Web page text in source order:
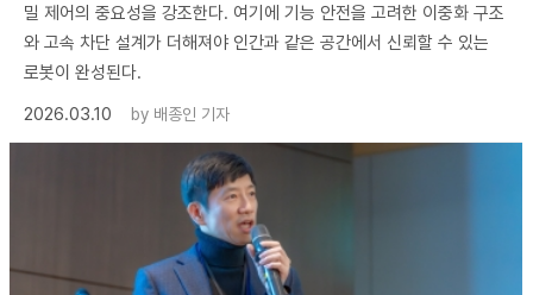
밀 제어의 중요성을 강조한다. 여기에 기능 안전을 고려한 이중화 구조
와 고속 차단 설계가 더해져야 인간과 같은 공간에서 신뢰할 수 있는
로봇이 완성된다.
2026.03.10
by 배종인 기자